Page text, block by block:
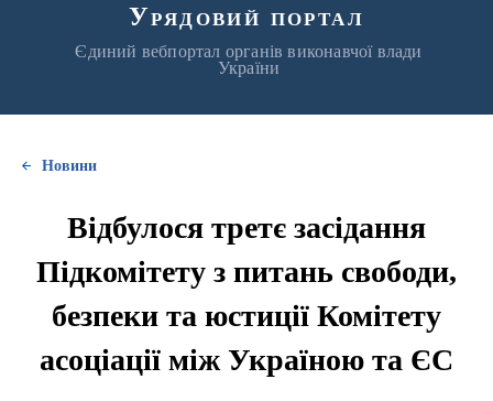
Урядовий портал
Єдиний вебпортал органів виконавчої влади
України
Новини
Відбулося третє засідання
Підкомітету з питань свободи,
безпеки та юстиції Комітету
асоціації між Україною та ЄС